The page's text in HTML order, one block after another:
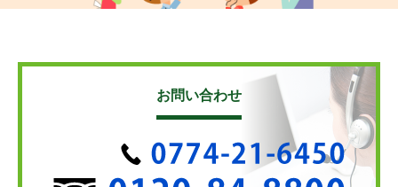
お問い合わせ